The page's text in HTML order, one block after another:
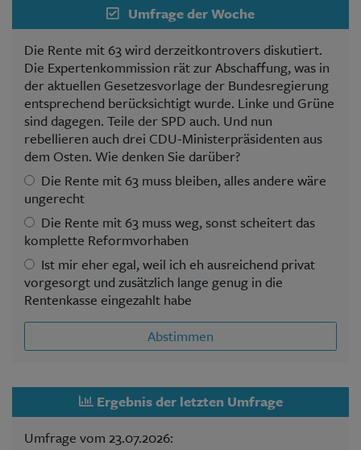
Umfrage der Woche
Die Rente mit 63 wird derzeitkontrovers diskutiert.
Die Expertenkommission rät zur Abschaffung, was in
der aktuellen Gesetzesvorlage der Bundesregierung
entsprechend berücksichtigt wurde. Linke und Grüne
sind dagegen. Teile der SPD auch. Und nun
rebellieren auch drei CDU-Ministerpräsidenten aus
dem Osten. Wie denken Sie darüber?
Die Rente mit 63 muss bleiben, alles andere wäre
ungerecht
Die Rente mit 63 muss weg, sonst scheitert das
komplette Reformvorhaben
Ist mir eher egal, weil ich eh ausreichend privat
vorgesorgt und zusätzlich lange genug in die
Rentenkasse eingezahlt habe
Abstimmen
Ergebnis der letzten Umfrage
Umfrage vom 23.07.2026: